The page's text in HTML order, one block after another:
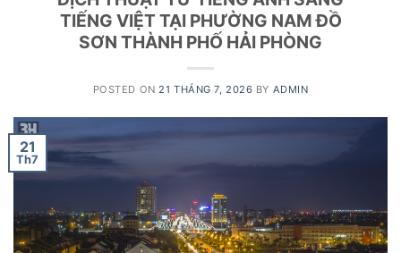
TIẾNG VIỆT TẠI PHƯỜNG NAM ĐỒ
SƠN THÀNH PHỐ HẢI PHÒNG
POSTED ON21 THÁNG 7, 2026 BY ADMIN
21
Th7